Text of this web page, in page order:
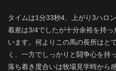
タイムは1分33秒4、上がり3ハロ
着差は3/4でしたが十分余裕を持
います。何よりこの馬の長所はと
く、一方でしっかりと闘争心を持
落ち着き度合いは牧場見学時から